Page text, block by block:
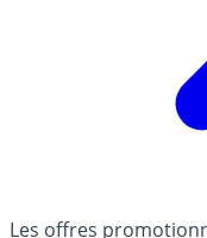
Les offres